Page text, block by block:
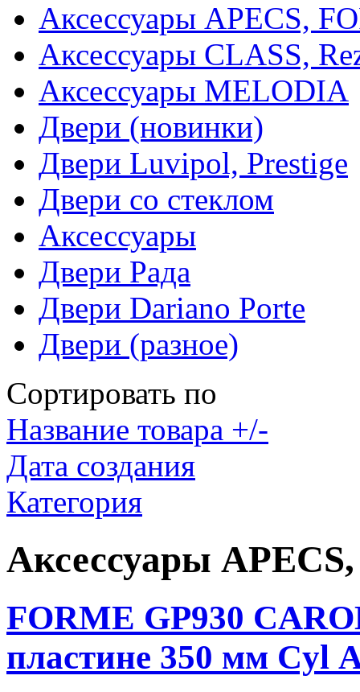
Аксессуары APECS,
Аксессуары CLASS,
Аксессуары MELODIA
Двери (новинки)
Двери Luvipol, Prestige
Двери со стеклом
Аксессуары
Двери Рада
Двери Dariano Porte
Двери (разное)
Сортировать по
Название товара +/-
Дата создания
Категория
Аксессуары
FORME GP930
пластине 350 мм